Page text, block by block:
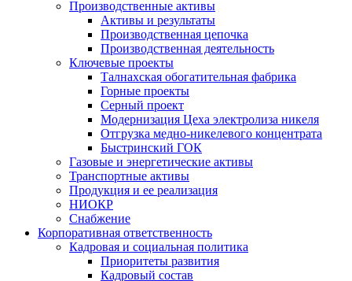
Производственные активы
Активы и результаты
Производственная цепочка
Производственная деятельность
Ключевые проекты
Талнахская обогатительная фабрика
Горные проекты
Серный проект
Модернизация Цеха электролиза никеля
Отгрузка медно-никелевого концентрата
Быстринский ГОК
Газовые и энергетические активы
Транспортные активы
Продукция и ее реализация
НИОКР
Снабжение
Корпоративная ответственность
Кадровая и социальная политика
Приоритеты развития
Кадровый состав